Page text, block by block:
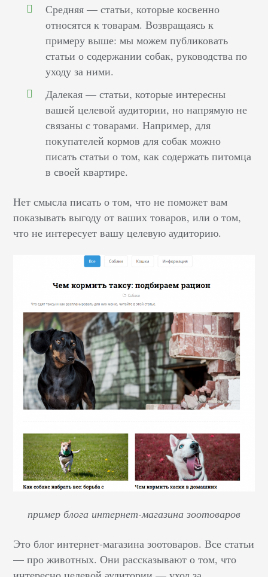
Средняя — статьи, которые косвенно
относятся к товарам. Возвращаясь к
примеру выше: мы можем публиковать
статьи о содержании собак, руководства по
уходу за ними.
Далекая — статьи, которые интересны
вашей целевой аудитории, но напрямую не
связаны с товарами. Например, для
покупателей кормов для собак можно
писать статьи о том, как содержать питомца
в своей квартире.
Нет смысла писать о том, что не поможет вам
показывать выгоду от ваших товаров, или о том,
что не интересует вашу целевую аудиторию.
пример блога интернет-магазина зоотоваров
Это блог интернет-магазина зоотоваров. Все статьи
— про животных. Они рассказывают о том, что